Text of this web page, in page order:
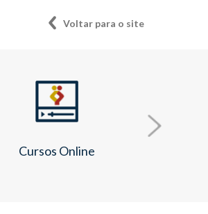
Voltar para o site
Cursos Online